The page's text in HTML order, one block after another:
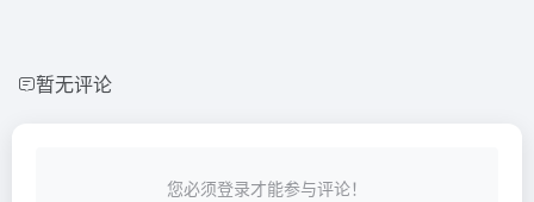
暂无评论
您必须登录才能参与评论！